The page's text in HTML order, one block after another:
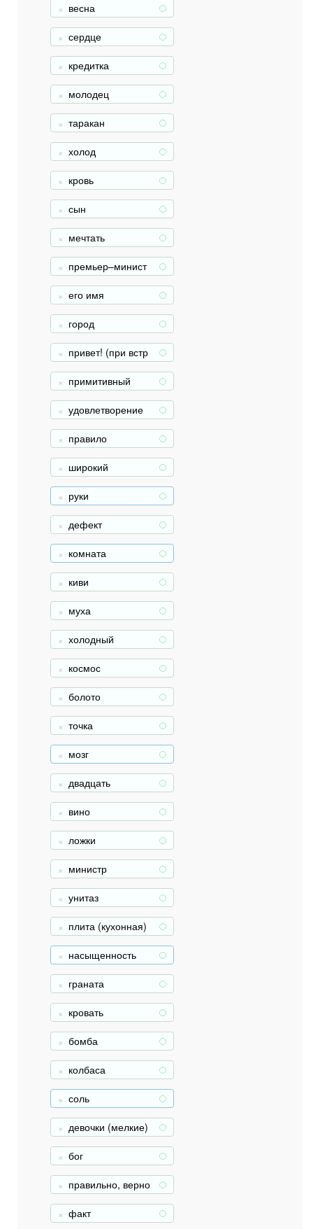
весна +
сердце +
кредитка +
молодец +
таракан +
холод +
кровь +
сын +
мечтать +
премьер–минист
р
+
его имя +
город +
привет! (при встр
ече)
+
примитивный +
удовлетворение +
правило +
широкий +
руки +
дефект +
комната +
киви +
муха +
холодный +
космос +
болото +
точка +
мозг +
двадцать +
вино +
ложки +
министр +
унитаз +
плита (кухонная) +
насыщенность +
граната +
кровать +
бомба +
колбаса +
соль +
девочки (мелкие) +
бог +
правильно, верно +
факт +